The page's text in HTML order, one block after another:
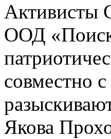
Активисты
ООД
совместно
Якова